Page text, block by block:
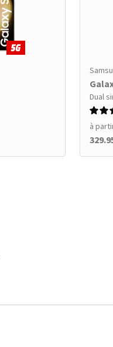
Dual
à